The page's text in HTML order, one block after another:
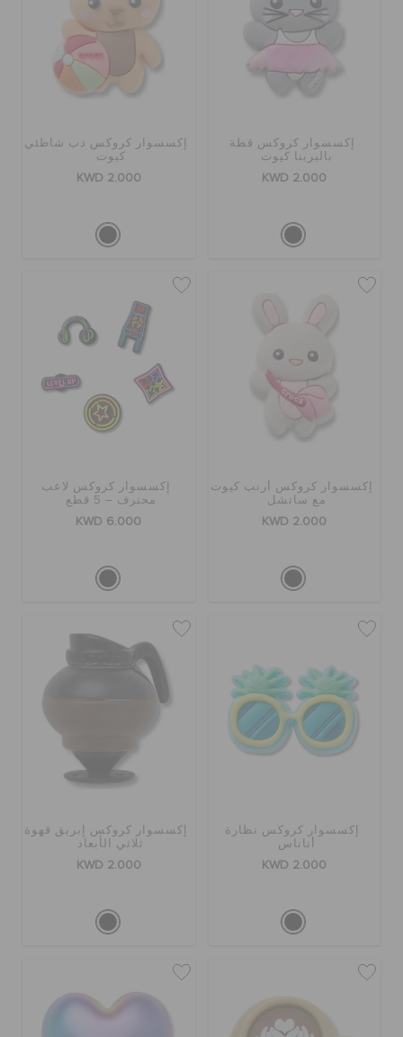
إكسسوار كروكس قطة
باليرينا كيوت
KWD 2.000
إكسسوار كروكس دب شاطئي
كيوت
KWD 2.000
إكسسوار كروكس أرنب كيوت
مع ساتشل
KWD 2.000
إكسسوار كروكس لاعب
محترف – 5 قطع
KWD 6.000
إكسسوار كروكس نظارة
أناناس
KWD 2.000
إكسسوار كروكس إبريق قهوة
ثلاثي الأبعاد
KWD 2.000